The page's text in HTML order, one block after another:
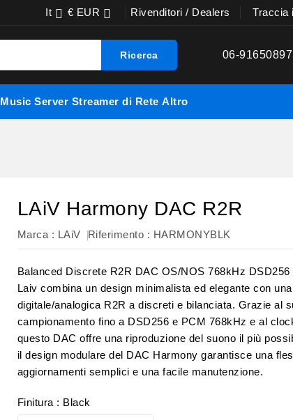
It  € EUR  Rivenditori / Dealers Traccia
Ricerca 06-
Music Server Streamer di Rete Altro
LAiV Harmony DAC R2R
Marca : LAiV Riferimento : HARMONYBLK
Balanced Discrete R2R DAC OS/NOS 768kHz
Laiv combina un design minimalista ed elegante con
digitale/analogica R2R a discreti e bilanciata. Grazie al
campionamento fino a DSD256 e PCM 768kHz e al
questo DAC offre una riproduzione del suono il più
il design modulare del DAC Harmony garantisce una
aggiornamenti semplici e una facile manutenzione.
Finitura : Black